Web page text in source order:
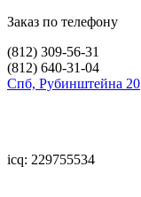
Заказ по телефону
(812) 309-56-31
(812) 640-31-04
Спб, Рубинштейна 20
icq: 229755534